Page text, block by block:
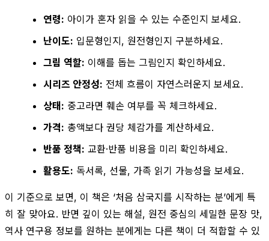
연령: 아이가 혼자 읽을 수 있는 수준인지 보세요.
난이도: 입문형인지, 원전형인지 구분하세요.
그림 역할: 이해를 돕는 그림인지 확인하세요.
시리즈 안정성: 전체 흐름이 자연스러운지 보세요.
상태: 중고라면 훼손 여부를 꼭 체크하세요.
가격: 총액보다 권당 체감가를 계산하세요.
반품 정책: 교환·반품 비용을 미리 확인하세요.
활용도: 독서록, 선물, 가족 읽기 가능성을 보세요.
이 기준으로 보면, 이 책은 ‘처음 삼국지를 시작하는 분’에게 특
히 잘 맞아요. 반면 깊이 있는 해설, 원전 중심의 세밀한 문장 맛,
역사 연구용 정보를 원하는 분에게는 다른 책이 더 적합할 수 있